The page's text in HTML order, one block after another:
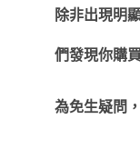
除非出現明
們發現你購
為免生疑問，